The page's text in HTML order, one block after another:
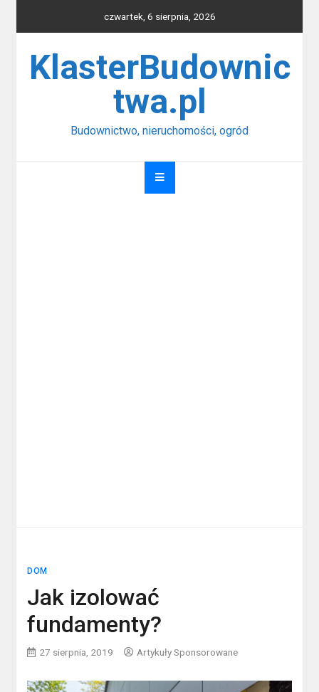
czwartek, 6 sierpnia, 2026
KlasterBudownic
twa.pl
Budownictwo, nieruchomości, ogród
DOM
Jak izolować
fundamenty?
27 sierpnia, 2019 Artykuły Sponsorowane